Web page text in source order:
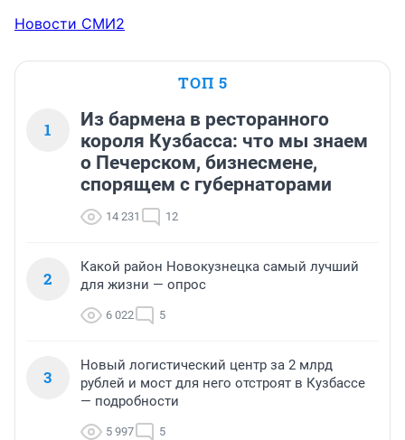
Новости СМИ2
ТОП 5
1
Из бармена в ресторанного
короля Кузбасса: что мы знаем
о Печерском, бизнесмене,
спорящем с губернаторами
14 231 12
2
Какой район Новокузнецка самый лучший
для жизни — опрос
6 022 5
3
Новый логистический центр за 2 млрд
рублей и мост для него отстроят в Кузбассе
— подробности
5 997 5